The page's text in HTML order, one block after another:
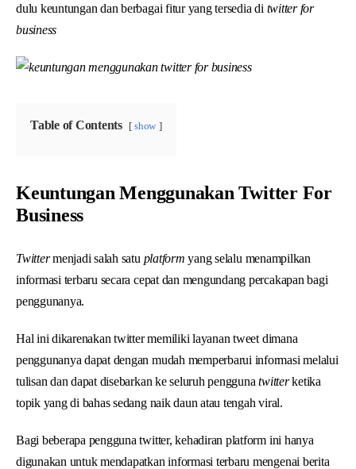
dulu keuntungan dan berbagai fitur yang tersedia di twitter for
business
Table of Contents show
Keuntungan Menggunakan Twitter For
Business
Twittermenjadi salah satu platformyang selalu menampilkan
informasi terbaru secara cepat dan mengundang percakapan bagi
penggunanya.
Hal ini dikarenakan twitter memiliki layanan tweet dimana
penggunanya dapat dengan mudah memperbarui informasi melalui
tulisan dan dapat disebarkan ke seluruh penggunatwitterketika
topik yang di bahas sedang naik daun atau tengah viral.
Bagi beberapa pengguna twitter, kehadiran platform ini hanya
digunakan untuk mendapatkan informasi terbaru mengenai berita